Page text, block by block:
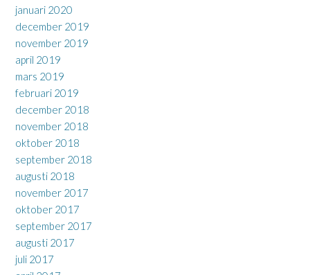
januari 2020
december 2019
november 2019
april 2019
mars 2019
februari 2019
december 2018
november 2018
oktober 2018
september 2018
augusti 2018
november 2017
oktober 2017
september 2017
augusti 2017
juli 2017